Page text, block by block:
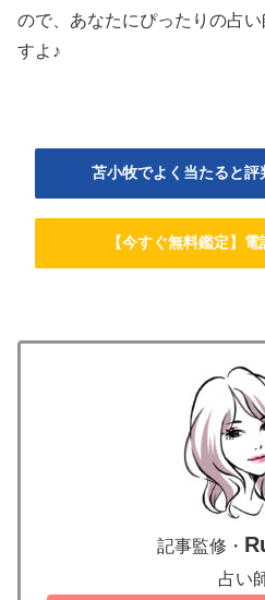
ので、あなたにぴったりの占
すよ♪
苫小牧でよく当たると
【今すぐ無料鑑定】
記事監修・
占い